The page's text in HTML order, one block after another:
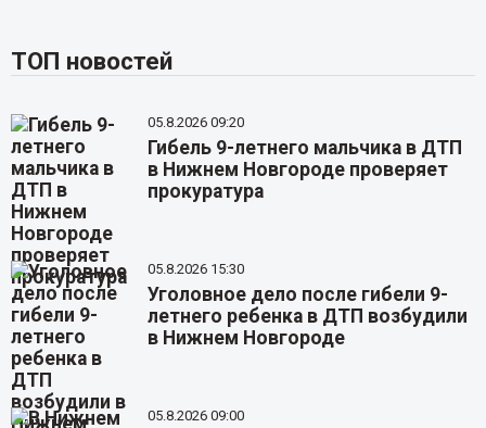
ТОП новостей
05.8.2026 09:20
Гибель 9-летнего мальчика в ДТП
в Нижнем Новгороде проверяет
прокуратура
05.8.2026 15:30
Уголовное дело после гибели 9-
летнего ребенка в ДТП возбудили
в Нижнем Новгороде
05.8.2026 09:00